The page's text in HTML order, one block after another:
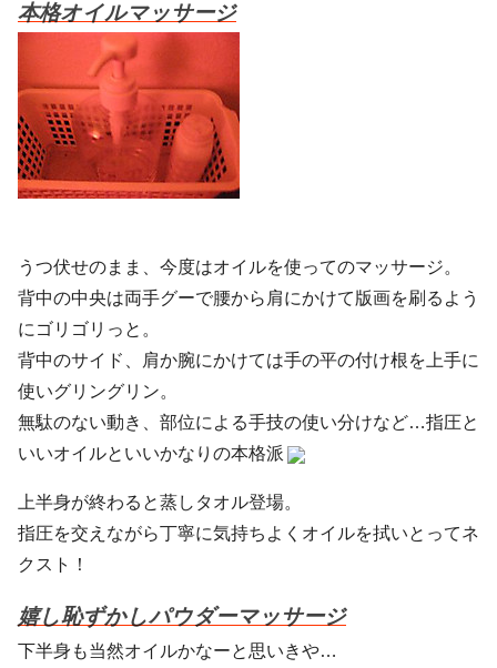
本格オイルマッサージ
うつ伏せのまま、今度はオイルを使ってのマッサージ。
背中の中央は両手グーで腰から肩にかけて版画を刷るよう
にゴリゴリっと。
背中のサイド、肩か腕にかけては手の平の付け根を上手に
使いグリングリン。
無駄のない動き、部位による手技の使い分けなど…指圧と
いいオイルといいかなりの本格派
上半身が終わると蒸しタオル登場。
指圧を交えながら丁寧に気持ちよくオイルを拭いとってネ
クスト！
嬉し恥ずかしパウダーマッサージ
下半身も当然オイルかなーと思いきや…